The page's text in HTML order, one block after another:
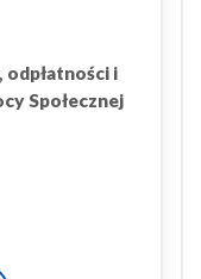
i
Społecznej